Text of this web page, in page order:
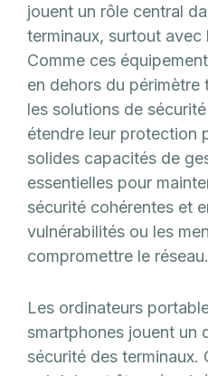
jouent un rôle central
terminaux, surtout avec
Comme ces
en dehors du périmètre
les solutions de
étendre leur protection
solides capacités de
essentielles pour
sécurité cohérentes et
vulnérabilités ou les
compromettre le réseau.
Les ordinateurs
smartphones jouent un
sécurité des terminaux.